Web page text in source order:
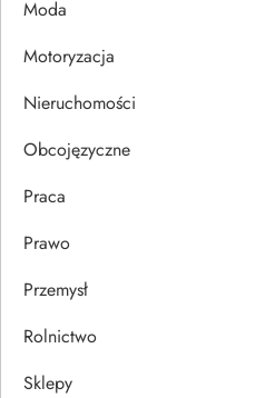
u
Moda
Motoryzacja
Nieruchomości
Obcojęzyczne
Praca
Prawo
Przemysł
Rolnictwo
Sklepy